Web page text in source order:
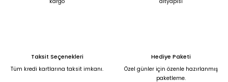
İnci ve Taş Detaylı Silindir Metal Kafes Abiye Çanta
Taksit Seçenekleri
Tüm kredi kartlarına taksit imkanı.
Hediye Paketi
Özel günler için özenle hazırlanmış
paketleme.